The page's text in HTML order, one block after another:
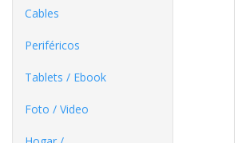
Cables
Periféricos
Tablets / Ebook
Foto / Video